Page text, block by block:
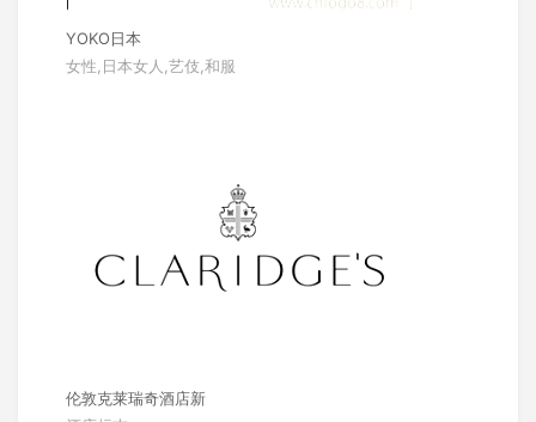
YOKO日本
女性,日本女人,艺伎,和服
伦敦克莱瑞奇酒店新